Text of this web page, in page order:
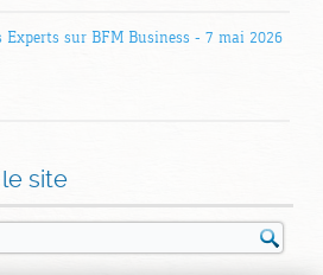
Experts sur BFM Business – 7 mai 2026
site